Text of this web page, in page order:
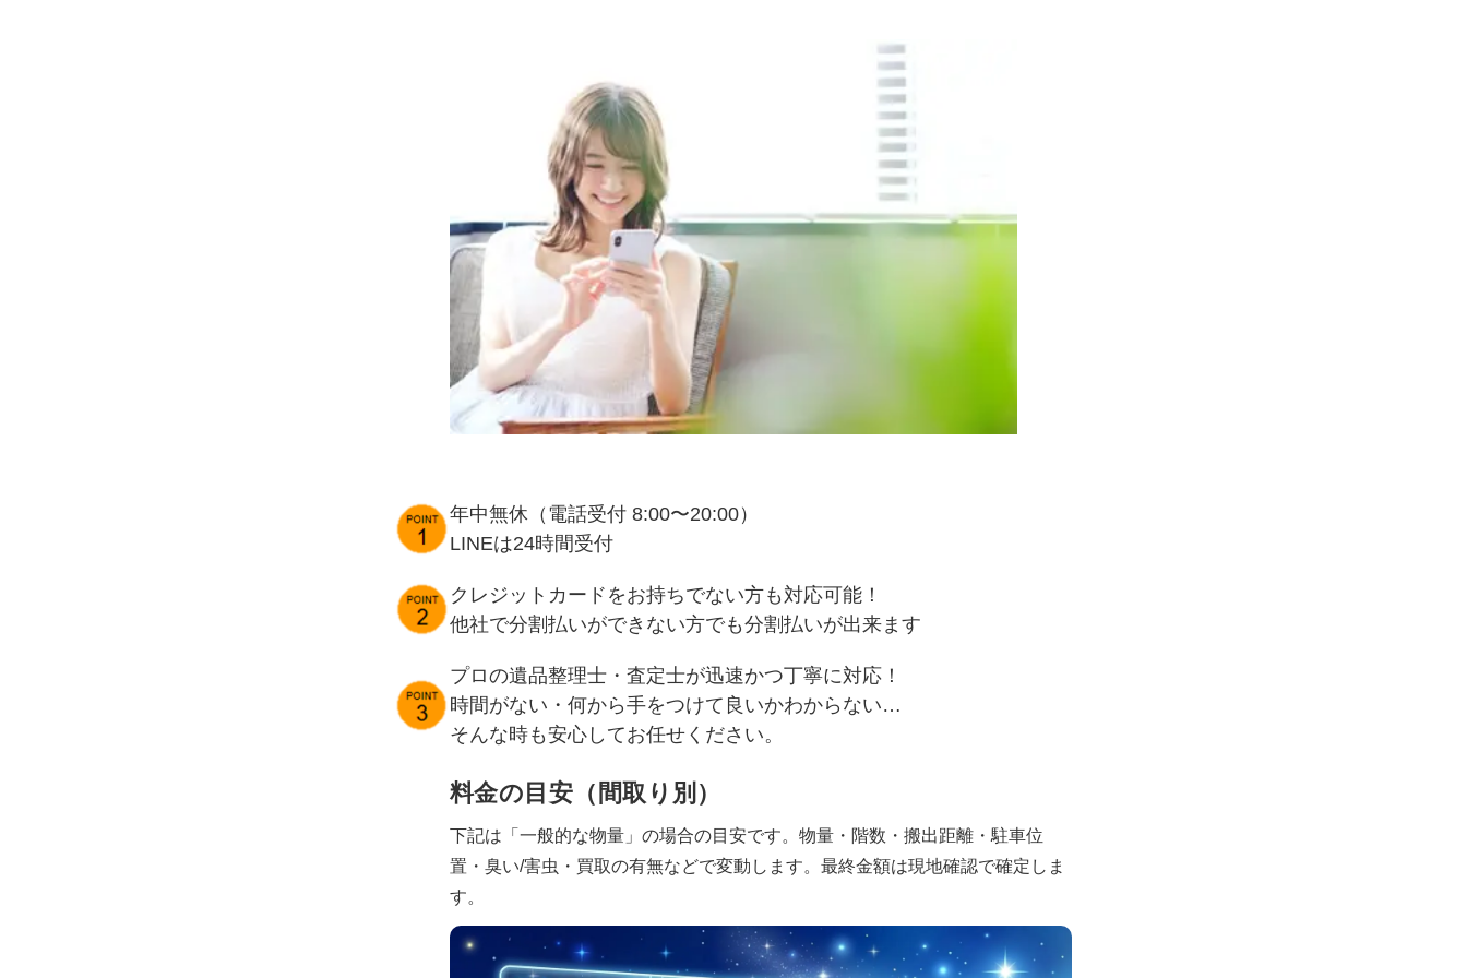
年中無休（電話受付 8:00〜20:00）
LINEは24時間受付
クレジットカードをお持ちでない方も対応可能！
他社で分割払いができない方でも分割払いが出来ます
プロの遺品整理士・査定士が迅速かつ丁寧に対応！
時間がない・何から手をつけて良いかわからない…
そんな時も安心してお任せください。
料金の目安（間取り別）
下記は「一般的な物量」の場合の目安です。物量・階数・搬出距離・駐車位
置・臭い/害虫・買取の有無などで変動します。最終金額は現地確認で確定しま
す。